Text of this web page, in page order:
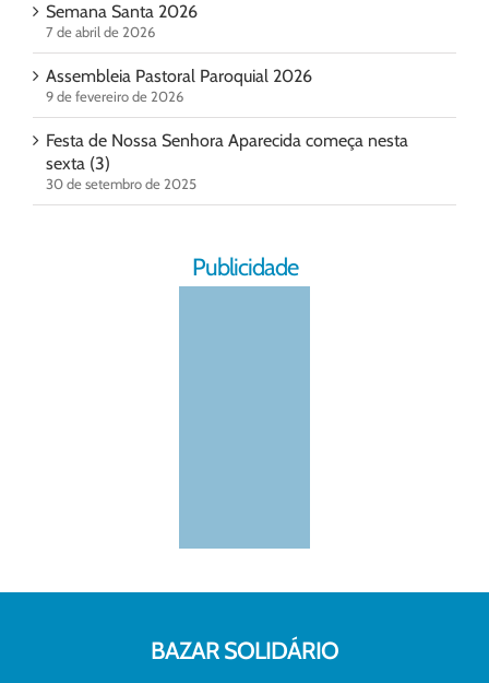
Semana Santa 2026
7 de abril de 2026
Assembleia Pastoral Paroquial 2026
9 de fevereiro de 2026
Festa de Nossa Senhora Aparecida começa nesta
sexta (3)
30 de setembro de 2025
Publicidade
BAZAR SOLIDÁRIO